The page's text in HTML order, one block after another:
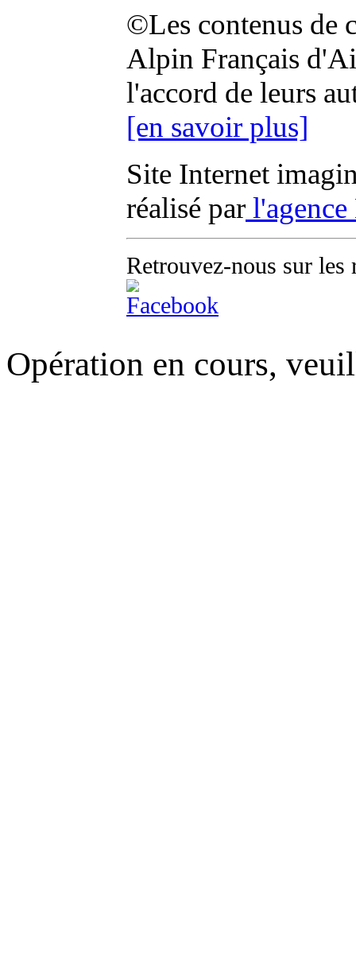
©Les contenus de
Alpin Français
l'accord de leurs
[en savoir plus]
Site Internet
réalisé par
Retrouvez-nous sur les
Opération en cours,